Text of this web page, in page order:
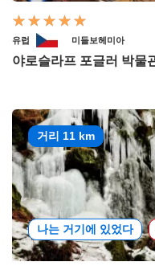
유럽 미들보헤미아
야로슬라프 포글러 박물
거리 11 km
나는 거기에 있었다